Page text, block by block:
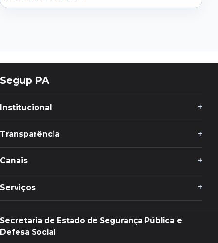
Segup PA
Institucional
Transparência
Canais
Serviços
Secretaria de Estado de Segurança Pública e
Defesa Social